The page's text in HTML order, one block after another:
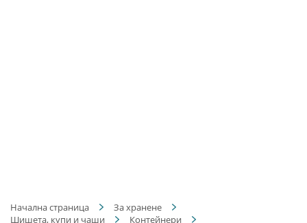
Начална страница
За хранене
Шишета, купи и чаши
Контейнери